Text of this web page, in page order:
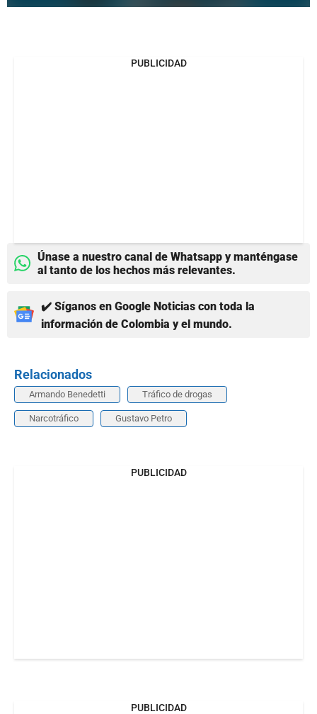
PUBLICIDAD
Únase a nuestro canal de Whatsapp y manténgase
al tanto de los hechos más relevantes.
✔️ Síganos en Google Noticias con toda la
información de Colombia y el mundo.
Relacionados
Armando Benedetti Tráfico de drogas
Narcotráfico Gustavo Petro
PUBLICIDAD
PUBLICIDAD